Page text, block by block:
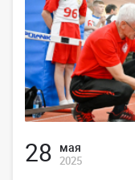
28 мая
2025